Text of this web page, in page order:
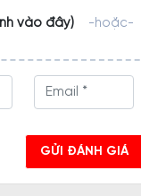
vào đây) -hoặc-
GỬI ĐÁNH GIÁ